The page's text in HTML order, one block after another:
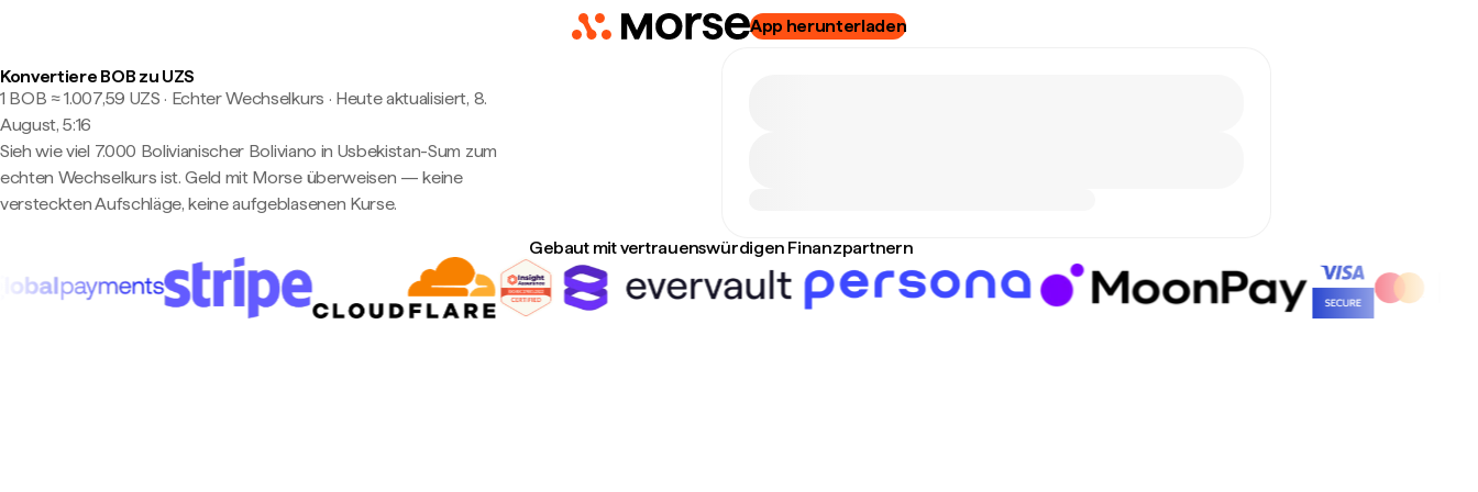
App herunterladen
Konvertiere BOB zu UZS
1 BOB ≈ 1.007,59 UZS · Echter Wechselkurs · Heute aktualisiert, 8.
August, 5:16
Sieh wie viel 7.000 Bolivianischer Boliviano in Usbekistan-Sum zum
echten Wechselkurs ist. Geld mit Morse überweisen — keine
versteckten Aufschläge, keine aufgeblasenen Kurse.
Gebaut mit vertrauenswürdigen Finanzpartnern